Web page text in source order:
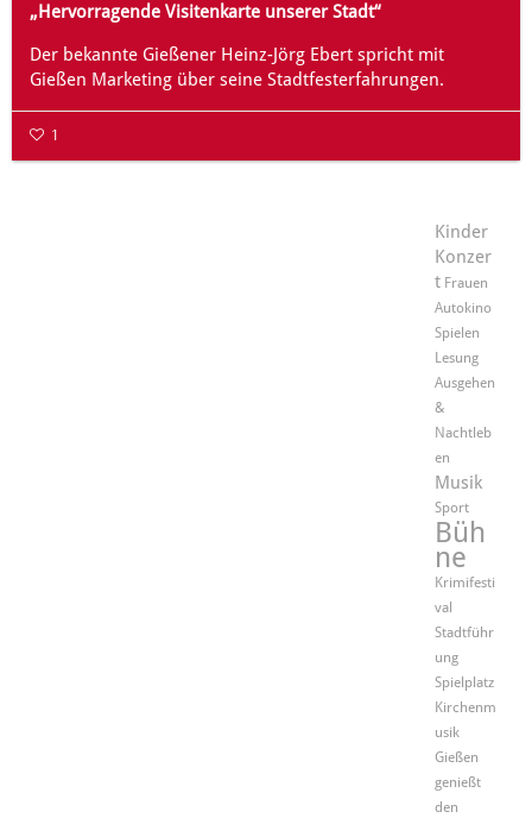
„Hervorragende Visitenkarte unserer Stadt“
Der bekannte Gießener Heinz-Jörg Ebert spricht mit
Gießen Marketing über seine Stadtfesterfahrungen.
1
Kinder
Konzer
t Frauen
Autokino
Spielen
Lesung
Ausgehen
&
Nachtleb
en
Musik
Sport
Büh
ne
Krimifesti
val
Stadtführ
ung
Spielplatz
Kirchenm
usik
Gießen
genießt
den